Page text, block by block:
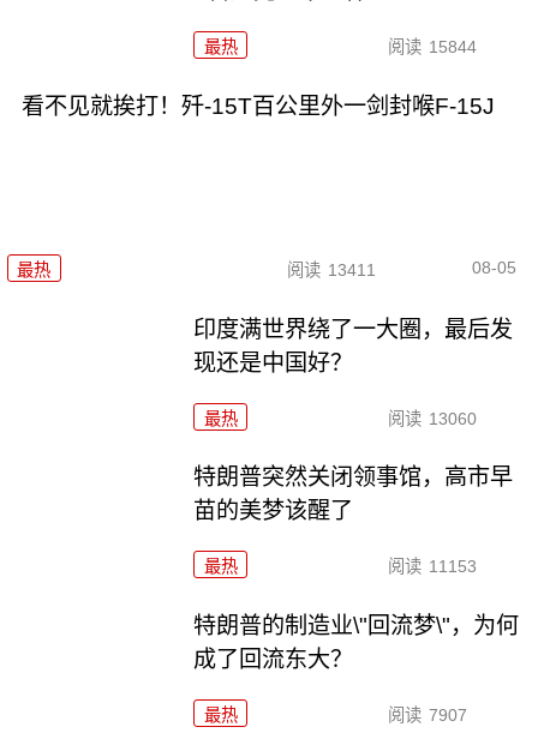
最热 阅读 15844
看不见就挨打！歼-15T百公里外一剑封喉F-15J
最热 阅读 13411 08-05
印度满世界绕了一大圈，最后发
现还是中国好？
最热 阅读 13060
特朗普突然关闭领事馆，高市早
苗的美梦该醒了
最热 阅读 11153
特朗普的制造业\"回流梦\"，为何
成了回流东大？
最热 阅读 7907